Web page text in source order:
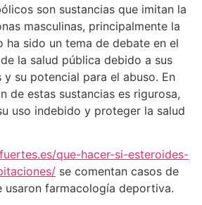
son sustancias que imitan la
masculinas, principalmente la
ha sido un tema de debate en el
la salud pública debido a sus
su potencial para el abuso. En
de estas sustancias es rigurosa,
uso indebido y proteger la salud
que-hacer-si-esteroides-
se comentan casos de
usaron farmacología deportiva.